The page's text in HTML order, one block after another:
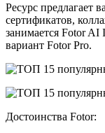
Ресурс предлагает
сертификатов,
занимается Fotor AI
вариант Fotor Pro.
Достоинства Fotor: